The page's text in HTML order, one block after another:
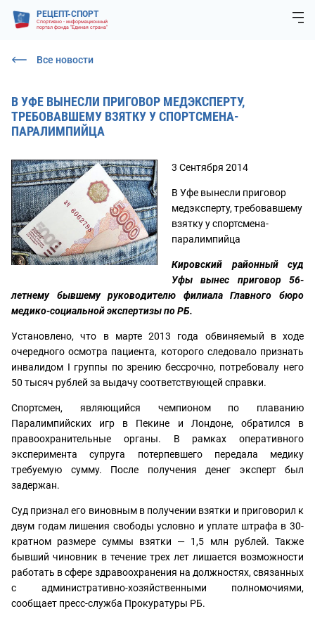
РЕЦЕПТ-СПОРТ
Спортивно - информационный
портал фонда "Единая страна"
Все новости
В УФЕ ВЫНЕСЛИ ПРИГОВОР МЕДЭКСПЕРТУ,
ТРЕБОВАВШЕМУ ВЗЯТКУ У СПОРТСМЕНА-
ПАРАЛИМПИЙЦА
3 Сентября 2014
В Уфе вынесли приговор
медэксперту, требовавшему
взятку у спортсмена-
паралимпийца
Кировский районный суд
Уфы вынес приговор 56-
летнему бывшему руководителю филиала Главного бюро
медико-социальной экспертизы по РБ.
Установлено, что в марте 2013 года обвиняемый в ходе
очередного осмотра пациента, которого следовало признать
инвалидом I группы по зрению бессрочно, потребовалу него
50 тысяч рублей за выдачу соответствующей справки.
Спортсмен, являющийся чемпионом по плаванию
Паралимпийских игр в Пекине и Лондоне, обратился в
правоохранительные органы. В рамках оперативного
эксперимента супруга потерпевшего передала медику
требуемую сумму. После получения денег эксперт был
задержан.
Суд признал его виновным в получении взятки и приговорил к
двум годам лишения свободы условно и уплате штрафа в 30-
кратном размере суммы взятки — 1,5 млн рублей. Также
бывший чиновник в течение трех лет лишается возможности
работать в сфере здравоохранения на должностях, связанных
с административно-хозяйственными полномочиями,
сообщает пресс-служба Прокуратуры РБ.